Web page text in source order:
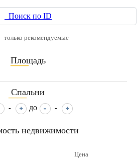
Поиск по ID
только рекомендуемые
Площадь
____
Спальни
____
- до -
недвижимости
Цена